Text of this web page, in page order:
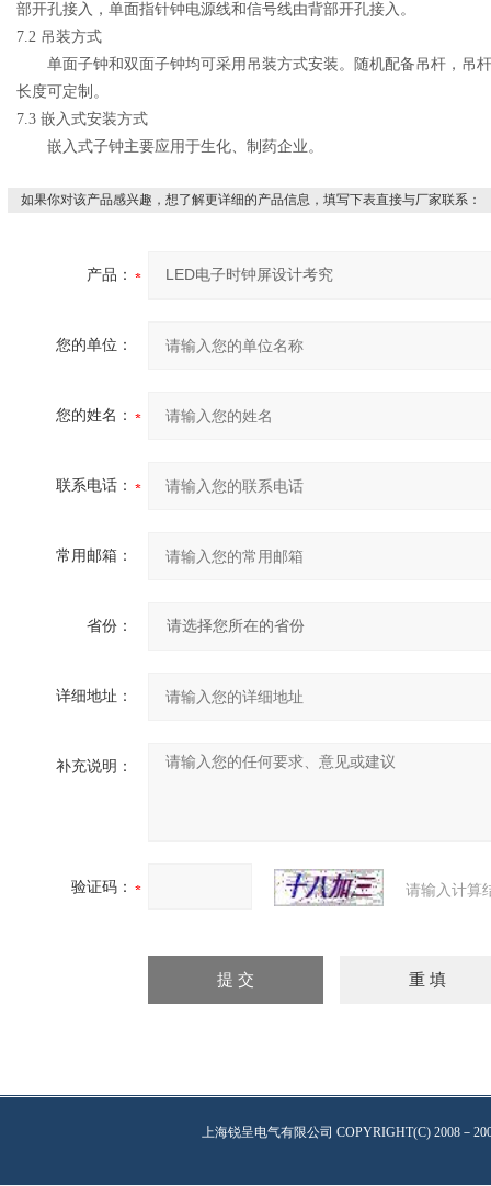
部开孔接入，单面指针钟电源线和信号线由背部开孔接入。
7.2 吊装方式
单面子钟和双面子钟均可采用吊装方式安装。随机配备吊杆，吊
长度可定制。
7.3 嵌入式安装方式
嵌入式子钟主要应用于生化、制药企业。
如果你对该产品感兴趣，想了解更详细的产品信息，填写下表直接与厂家联系：
产品：
您的单位：
您的姓名：
联系电话：
常用邮箱：
省份：
详细地址：
补充说明：
验证码： 请输入计算
上海锐呈电气有限公司 COPYRIGHT(C) 2008－